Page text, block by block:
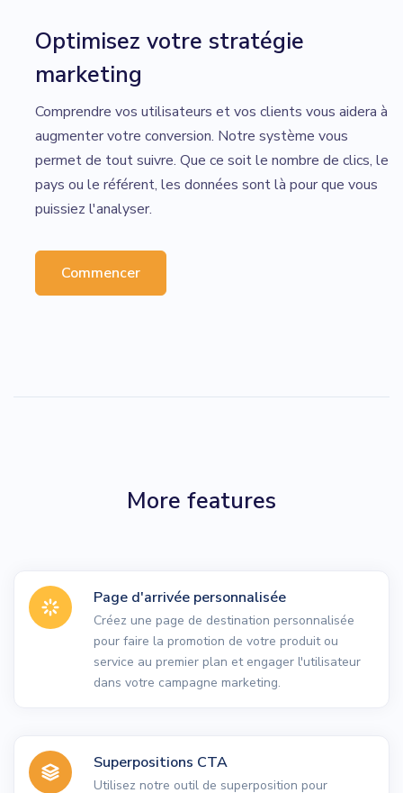
Optimisez votre stratégie
marketing
Comprendre vos utilisateurs et vos clients vous aidera à
augmenter votre conversion. Notre système vous
permet de tout suivre. Que ce soit le nombre de clics, le
pays ou le référent, les données sont là pour que vous
puissiez l'analyser.
Commencer
More features
Page d'arrivée personnalisée
Créez une page de destination personnalisée
pour faire la promotion de votre produit ou
service au premier plan et engager l'utilisateur
dans votre campagne marketing.
Superpositions CTA
Utilisez notre outil de superposition pour